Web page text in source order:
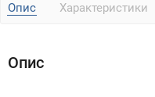
Опис Характеристики
Опис